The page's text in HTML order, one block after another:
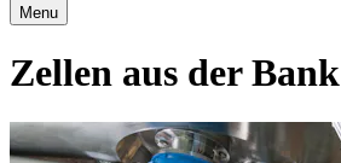
Menu
Zellen aus der Bank